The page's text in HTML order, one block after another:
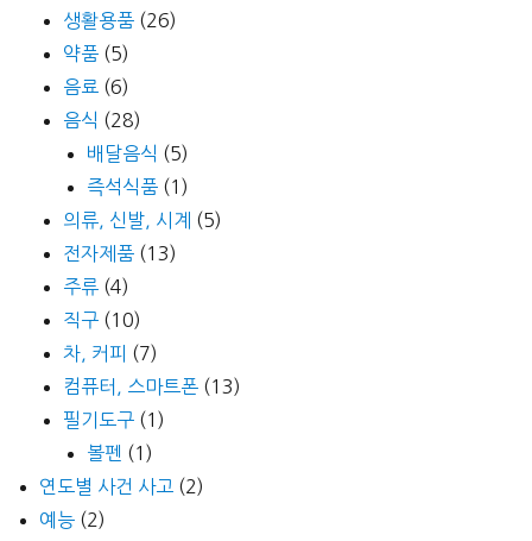
생활용품 (26)
약품 (5)
음료 (6)
음식 (28)
배달음식 (5)
즉석식품 (1)
의류, 신발, 시계 (5)
전자제품 (13)
주류 (4)
직구 (10)
차, 커피 (7)
컴퓨터, 스마트폰 (13)
필기도구 (1)
볼펜 (1)
연도별 사건 사고 (2)
예능 (2)